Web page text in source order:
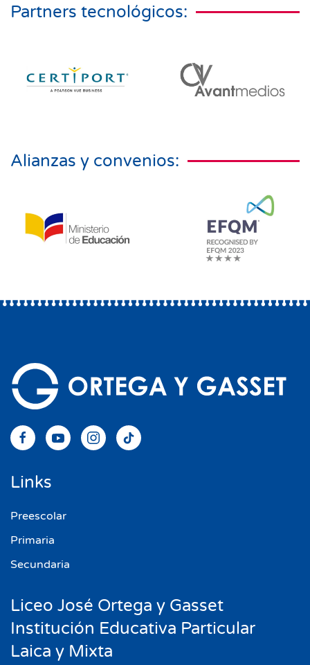
Partners tecnológicos:
Alianzas y convenios:
Links
Preescolar
Primaria
Secundaria
Liceo José Ortega y Gasset
Institución Educativa Particular
Laica y Mixta